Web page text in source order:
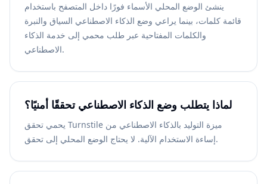
ينشئ الوضع المحلي الأسماء فورًا داخل المتصفح باستخدام
قائمة كلمات، بينما يراعي وضع الذكاء الاصطناعي السياق والنبرة
والكلمات المفتاحية عبر طلب محمي إلى خدمة الذكاء
الاصطناعي.
لماذا يتطلب وضع الذكاء الاصطناعي تحققًا أمنيًا؟
يحمي تحقق Turnstile ميزة التوليد بالذكاء الاصطناعي من
إساءة الاستخدام الآلية. لا يحتاج الوضع المحلي إلى تحقق.